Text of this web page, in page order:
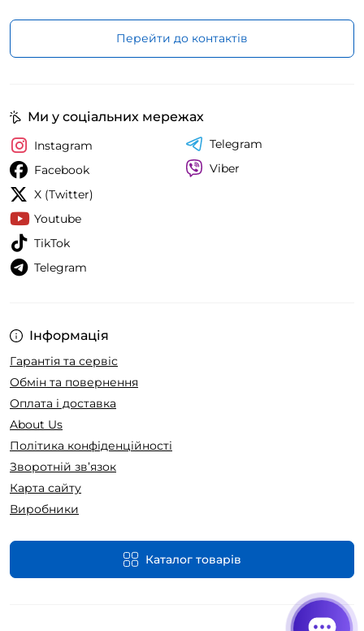
Перейти до контактів
Інформація
Гарантія та сервіс
Обмін та повернення
Оплата і доставка
About Us
Політика конфіденційності
Зворотній зв’язок
Карта сайту
Виробники
Каталог товарів
Ми у соціальних мережах
Instagram
Facebook
X (Twitter)
Youtube
TikTok
Telegram
Telegram
Viber